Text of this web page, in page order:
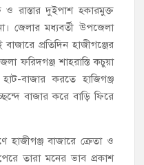
ও রাস্তার দুইপাশ হকারমুক্ত
জেলার মধ্যবর্তী উপজেলা
প্রতিদিন হাজীগঞ্জের
ফরিদগঞ্জ শাহরাস্তি কচুয়া
বাজার করতে হাজিগঞ্জ
বাজার করে বাড়ি ফিরে
বাজারে ক্রেতা ও
তারা মনের ভাব প্রকাশ